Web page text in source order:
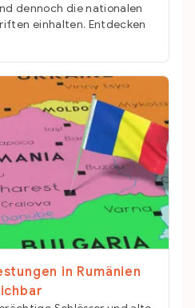
dennoch die nationalen
einhalten. Entdecken
in Rumänien